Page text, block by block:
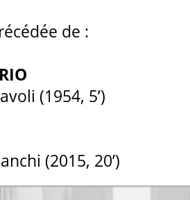
de :
(1954, 5’)
(2015, 20’)